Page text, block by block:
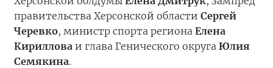
правительства Херсонской области Сергей
Черевко, министр спорта региона Елена
Кириллова и глава Генического округа Юлия
Семякина.